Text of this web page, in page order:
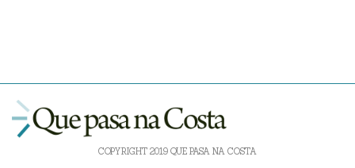
COPYRIGHT 2019 QUE PASA NA COSTA